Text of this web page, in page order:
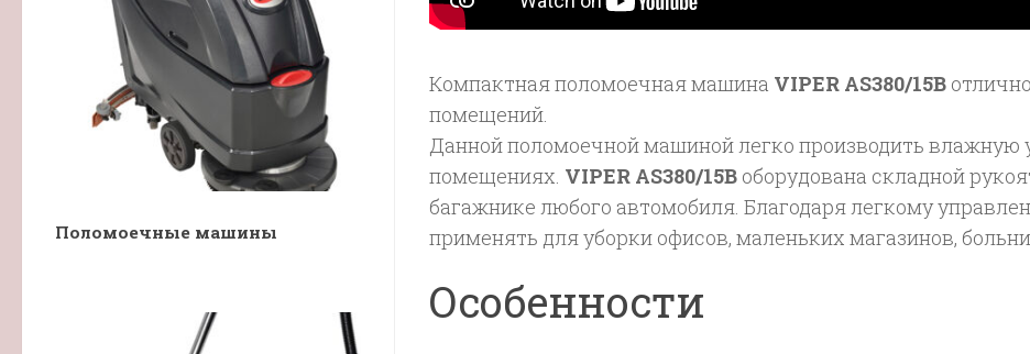
Компактная поломоечная машина VIPER AS380/15B
помещений.
Данной поломоечной машиной легко производить влажную
помещениях. VIPER AS380/15B оборудована складной
багажнике любого автомобиля. Благодаря легкому
применять для уборки офисов, маленьких магазинов,
Особенности
Поломоечные машины